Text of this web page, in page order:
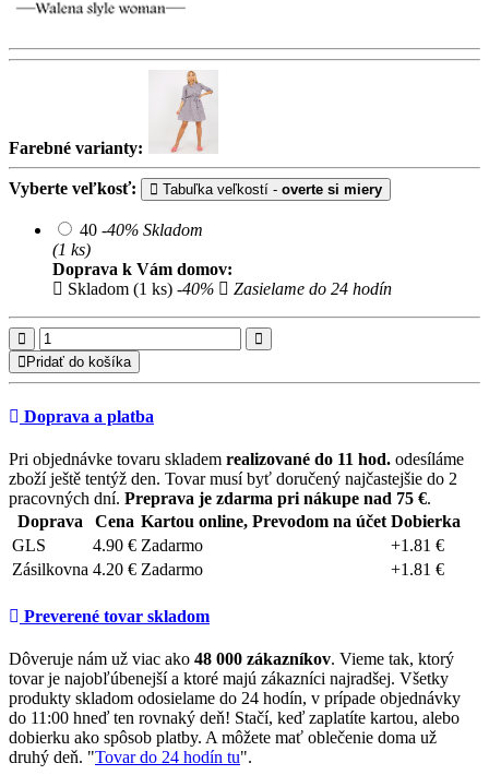
Farebné varianty:
Vyberte veľkosť: Tabuľka veľkostí - overte si miery
40 -40% Skladom
(1 ks)
Doprava k Vám domov:
Skladom (1 ks) -40% Zasielame do 24 hodín
Pridať do košíka
Doprava a platba
Pri objednávke tovaru skladem realizované do 11 hod. odesíláme
zboží ještě tentýž den. Tovar musí byť doručený najčastejšie do 2
pracovných dní. Preprava je zdarma pri nákupe nad 75 €.
Doprava
Cena Kartou online, Prevodom na účet Dobierka
GLS
4.90 € Zadarmo
+1.81 €
Zásilkovna 4.20 € Zadarmo +1.81 €
Preverené tovar skladom
Dôveruje nám už viac ako 48 000 zákazníkov. Vieme tak, ktorý
tovar je najobľúbenejší a ktoré majú zákazníci najradšej. Všetky
produkty skladom odosielame do 24 hodín, v prípade objednávky
do 11:00 hneď ten rovnaký deň! Stačí, keď zaplatíte kartou, alebo
dobierku ako spôsob platby. A môžete mať oblečenie doma už
druhý deň. "Tovar do 24 hodín tu".